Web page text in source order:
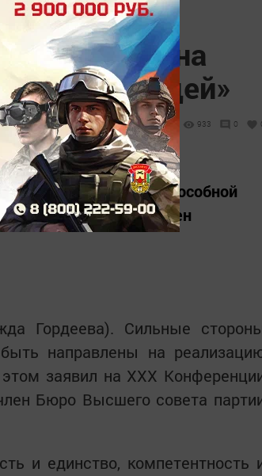
стороны
направить на
для людей»
933 0
«Единой России», способной
страны, убежден
Гордеева). Сильные
направлены на
заявил на XXX
Бюро Высшего совета
и единство, компетентность